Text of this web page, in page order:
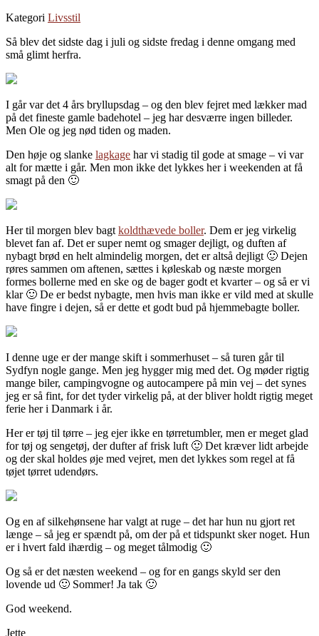
Kategori Livsstil
Så blev det sidste dag i juli og sidste fredag i denne omgang med
små glimt herfra.
I går var det 4 års bryllupsdag – og den blev fejret med lækker mad
på det fineste gamle badehotel – jeg har desværre ingen billeder.
Men Ole og jeg nød tiden og maden.
Den høje og slanke lagkage har vi stadig til gode at smage – vi var
alt for mætte i går. Men mon ikke det lykkes her i weekenden at få
smagt på den 🙂
Her til morgen blev bagt koldthævede boller. Dem er jeg virkelig
blevet fan af. Det er super nemt og smager dejligt, og duften af
nybagt brød en helt almindelig morgen, det er altså dejligt 🙂 Dejen
røres sammen om aftenen, sættes i køleskab og næste morgen
formes bollerne med en ske og de bager godt et kvarter – og så er vi
klar 🙂 De er bedst nybagte, men hvis man ikke er vild med at skulle
have fingre i dejen, så er dette et godt bud på hjemmebagte boller.
I denne uge er der mange skift i sommerhuset – så turen går til
Sydfyn nogle gange. Men jeg hygger mig med det. Og møder rigtig
mange biler, campingvogne og autocampere på min vej – det synes
jeg er så fint, for det tyder virkelig på, at der bliver holdt rigtig meget
ferie her i Danmark i år.
Her er tøj til tørre – jeg ejer ikke en tørretumbler, men er meget glad
for tøj og sengetøj, der dufter af frisk luft 🙂 Det kræver lidt arbejde
og der skal holdes øje med vejret, men det lykkes som regel at få
tøjet tørret udendørs.
Og en af silkehønsene har valgt at ruge – det har hun nu gjort ret
længe – så jeg er spændt på, om der på et tidspunkt sker noget. Hun
er i hvert fald ihærdig – og meget tålmodig 🙂
Og så er det næsten weekend – og for en gangs skyld ser den
lovende ud 🙂 Sommer! Ja tak 🙂
God weekend.
Jette